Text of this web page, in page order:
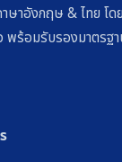
าษาอังกฤษ & ไทย โ
พร้อมรับรองมาตรฐ